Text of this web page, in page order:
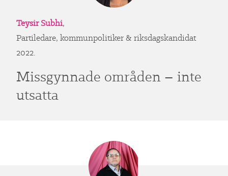
Teysir Subhi,
Partiledare, kommunpolitiker & riksdagskandidat
2022.
Missgynnade områden – inte
utsatta